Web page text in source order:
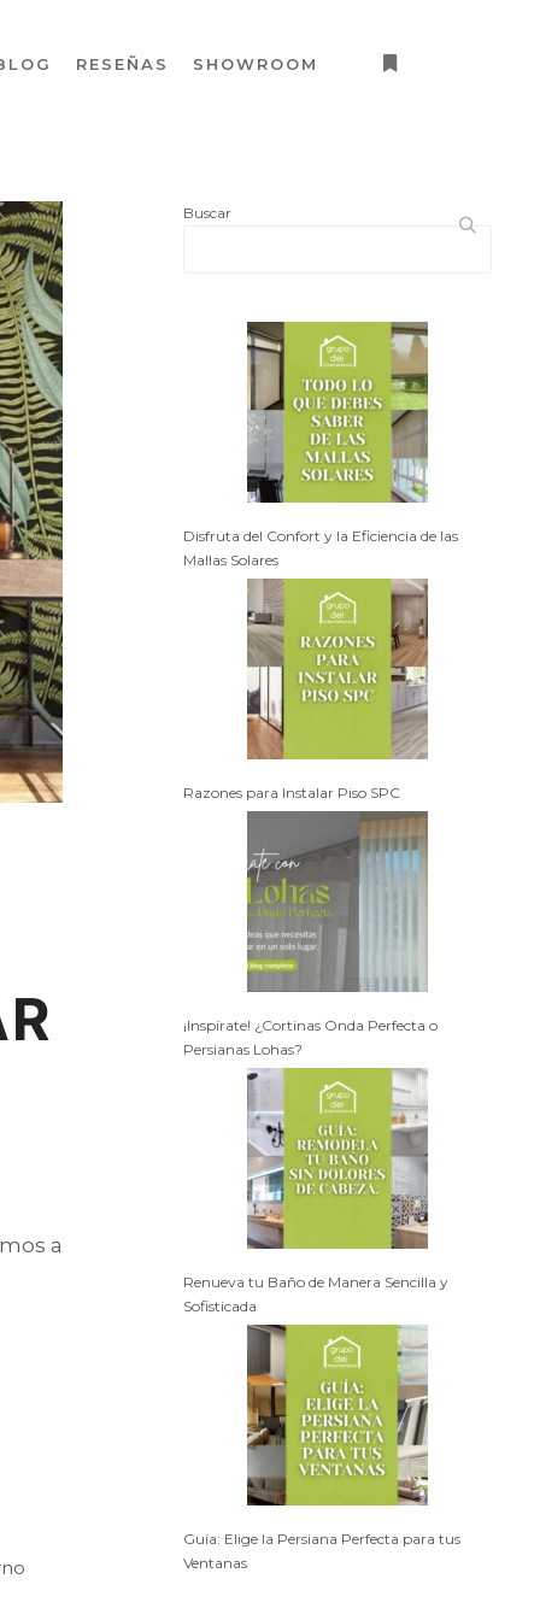
RESEÑAS SHOWROOM
a
Buscar
Disfruta del Confort y la Eficiencia de las
Mallas Solares
Razones para Instalar Piso SPC
¡Inspírate! ¿Cortinas Onda Perfecta o
Persianas Lohas?
Renueva tu Baño de Manera Sencilla y
Sofisticada
Guía: Elige la Persiana Perfecta para tus
Ventanas